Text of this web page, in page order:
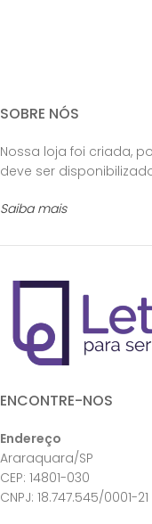
SOBRE NÓS
Nossa loja foi criada,
deve ser
Saiba mais
ENCONTRE-NOS
Endereço
Araraquara/SP
CEP: 14801-030
CNPJ: 18.747.545/0001-21